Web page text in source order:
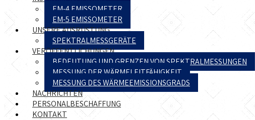
EM-4 EMISSOMETER
EM-5 EMISSOMETER
UNSERE AUSRÜSTUNG
SPEKTRALMESSGERÄTE
VERÖFFENTLICHUNGEN
BEDEUTUNG UND GRENZEN VON SPEKTRALMESSUNGEN
MESSUNG DER WÄRMELEITFÄHIGKEIT
MESSUNG DES WÄRMEEMISSIONSGRADS
NACHRICHTEN
PERSONALBESCHAFFUNG
KONTAKT